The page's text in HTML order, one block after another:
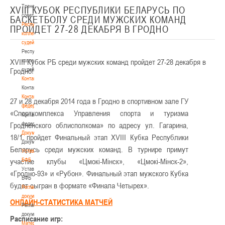
Тренерский
совет
Республиканская
коллегия
судей
Республиканская
коллегия
судей
Контакты
Контакты
Контакты
федерации
Контакты
федерации
Документы
Документы
Устав
БФБ
Устав
БФБ
Регламентирующие
документы
Регламентирующие
документы
Материалы
XVIII КУБОК РЕСПУБЛИКИ БЕЛАРУСЬ ПО
БАСКЕТБОЛУ СРЕДИ МУЖСКИХ КОМАНД
ПРОЙДЕТ 27-28 ДЕКАБРЯ В ГРОДНО
XVIII Кубок РБ среди мужских команд пройдет 27-28 декабря в
Гродно!
27 и 28 декабря 2014 года в Гродно в спортивном зале ГУ
«Спорткомплекса Управления спорта и туризма
Гродненского облисполкома» по адресу ул. Гагарина,
18/1 пройдет Финальный этапXVIII Кубка Республики
Беларусь среди мужских команд. В турнире примут
участие клубы «Цмокi-Мiнск», «Цмокi-Мiнск-2»,
«Гродно-93» и «Рубон». Финальный этап мужского Кубка
будет сыгран в формате «Финала Четырех».
ОНЛАЙН-СТАТИСТИКА МАТЧЕЙ
Расписание игр: